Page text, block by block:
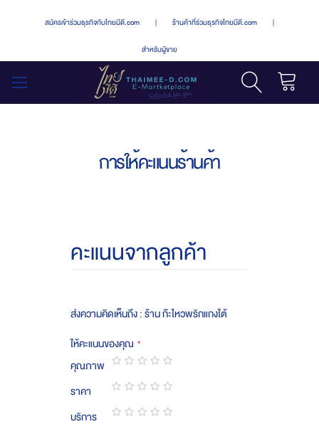
สมัครเข้าร่วมธุรกิจกับไทยมีดี.com | ร้านค้าที่ร่วมธุรกิจไทยมีดี.com |
สำหรับผู้ขาย
การให้คะแนนร้านค้า
คะแนนจากลูกค้า
ส่งความคิดเห็นถึง : ร้าน ก๊ะไหวพริกแกงใต้
ให้คะแนนของคุณ
คุณภาพ
1
star
2
stars
3
stars
4
stars
5
stars
ราคา
1
star
2
stars
3
stars
4
stars
5
stars
บริการ